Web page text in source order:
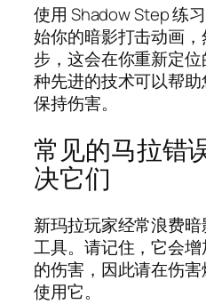
使用 Shadow Step 练
始你的暗影打击动画
步，这会在你重新定
种先进的技术可以帮
保持伤害。
常见的马拉错
决它们
新玛拉玩家经常浪费
工具。请记住，它会
的伤害，因此请在伤
使用它。